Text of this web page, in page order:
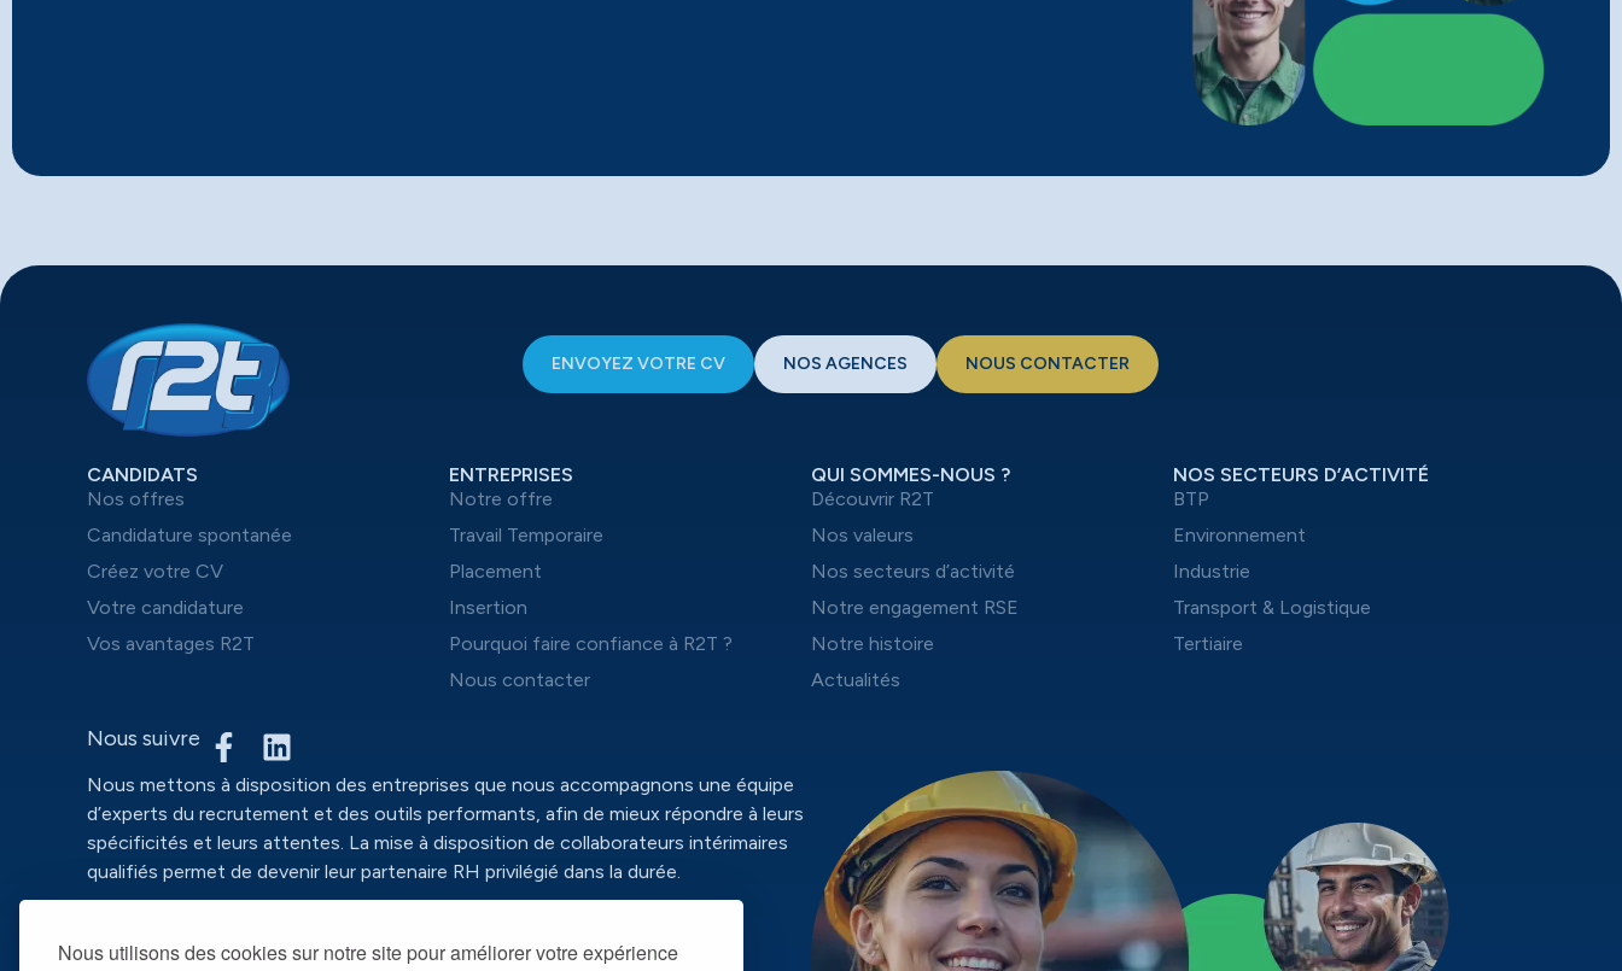
Nous utilisons des cookies sur notre site pour améliorer votre expérience
ENVOYEZ VOTRE CV NOS AGENCES NOUS CONTACTER
CANDIDATS
Nos offres
Candidature spontanée
Créez votre CV
Votre candidature
Vos avantages R2T
ENTREPRISES
Notre offre
Travail Temporaire
Placement
Insertion
Pourquoi faire confiance à R2T ?
Nous contacter
QUI SOMMES-NOUS ?
Découvrir R2T
Nos valeurs
Nos secteurs d’activité
Notre engagement RSE
Notre histoire
Actualités
NOS SECTEURS D’ACTIVITÉ
BTP
Environnement
Industrie
Transport & Logistique
Tertiaire
Nous suivre
Nous mettons à disposition des entreprises que nous accompagnons une équipe
d’experts du recrutement et des outils performants, afin de mieux répondre à leurs
spécificités et leurs attentes. La mise à disposition de collaborateurs intérimaires
qualifiés permet de devenir leur partenaire RH privilégié dans la durée.